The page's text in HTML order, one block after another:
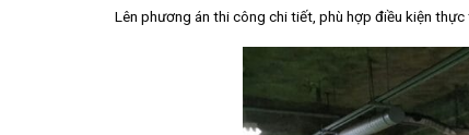
Lên phương án thi công chi tiết, phù hợp điều kiện thực